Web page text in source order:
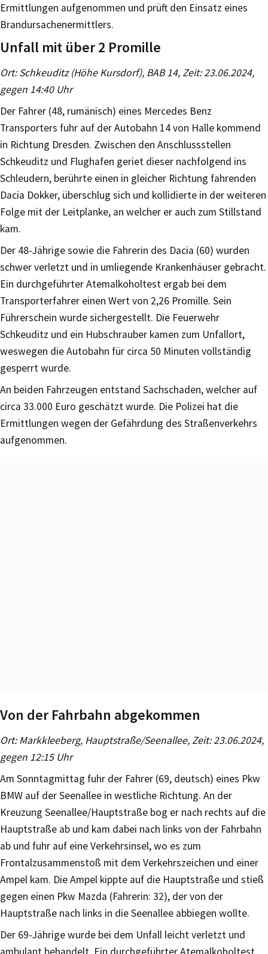
Ermittlungen aufgenommen und prüft den Einsatz eines
Brandursachenermittlers.
Unfall mit über 2 Promille
Ort: Schkeuditz (Höhe Kursdorf), BAB 14, Zeit: 23.06.2024,
gegen 14:40 Uhr
Der Fahrer (48, rumänisch) eines Mercedes Benz
Transporters fuhr auf der Autobahn 14 von Halle kommend
in Richtung Dresden. Zwischen den Anschlussstellen
Schkeuditz und Flughafen geriet dieser nachfolgend ins
Schleudern, berührte einen in gleicher Richtung fahrenden
Dacia Dokker, überschlug sich und kollidierte in der weiteren
Folge mit der Leitplanke, an welcher er auch zum Stillstand
kam.
Der 48-Jährige sowie die Fahrerin des Dacia (60) wurden
schwer verletzt und in umliegende Krankenhäuser gebracht.
Ein durchgeführter Atemalkoholtest ergab bei dem
Transporterfahrer einen Wert von 2,26 Promille. Sein
Führerschein wurde sichergestellt. Die Feuerwehr
Schkeuditz und ein Hubschrauber kamen zum Unfallort,
weswegen die Autobahn für circa 50 Minuten vollständig
gesperrt wurde.
An beiden Fahrzeugen entstand Sachschaden, welcher auf
circa 33.000 Euro geschätzt wurde. Die Polizei hat die
Ermittlungen wegen der Gefährdung des Straßenverkehrs
aufgenommen.
Von der Fahrbahn abgekommen
Ort: Markkleeberg, Hauptstraße/Seenallee, Zeit: 23.06.2024,
gegen 12:15 Uhr
Am Sonntagmittag fuhr der Fahrer (69, deutsch) eines Pkw
BMW auf der Seenallee in westliche Richtung. An der
Kreuzung Seenallee/Hauptstraße bog er nach rechts auf die
Hauptstraße ab und kam dabei nach links von der Fahrbahn
ab und fuhr auf eine Verkehrsinsel, wo es zum
Frontalzusammenstoß mit dem Verkehrszeichen und einer
Ampel kam. Die Ampel kippte auf die Hauptstraße und stieß
gegen einen Pkw Mazda (Fahrerin: 32), der von der
Hauptstraße nach links in die Seenallee abbiegen wollte.
Der 69-Jährige wurde bei dem Unfall leicht verletzt und
ambulant behandelt. Ein durchgeführter Atemalkoholtest